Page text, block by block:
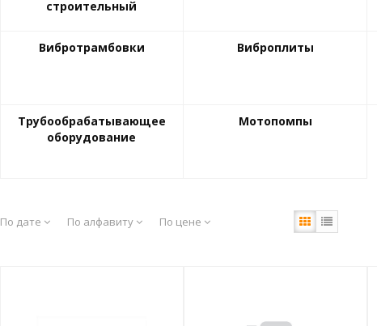
строительный
Вибротрамбовки Виброплиты
Трубообрабатывающее
оборудование
Мотопомпы
По дате По алфавиту По цене